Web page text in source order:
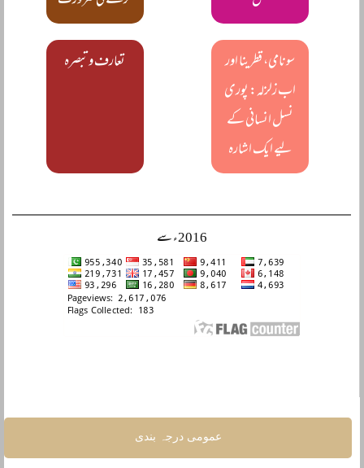
سونامی، قطرینا اور
اب زلزلہ: پوری
نسل انسانی کے
لیے ایک اشارہ
تعارف و تبصرہ
2016ء سے
عمومی درجہ بندی